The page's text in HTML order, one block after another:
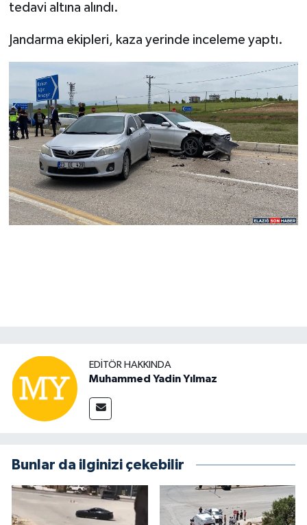
tedavi altına alındı.
Jandarma ekipleri, kaza yerinde inceleme yaptı.
EDITÖR HAKKINDA
Muhammed Yadin Yılmaz
Bunlar da ilginizi çekebilir